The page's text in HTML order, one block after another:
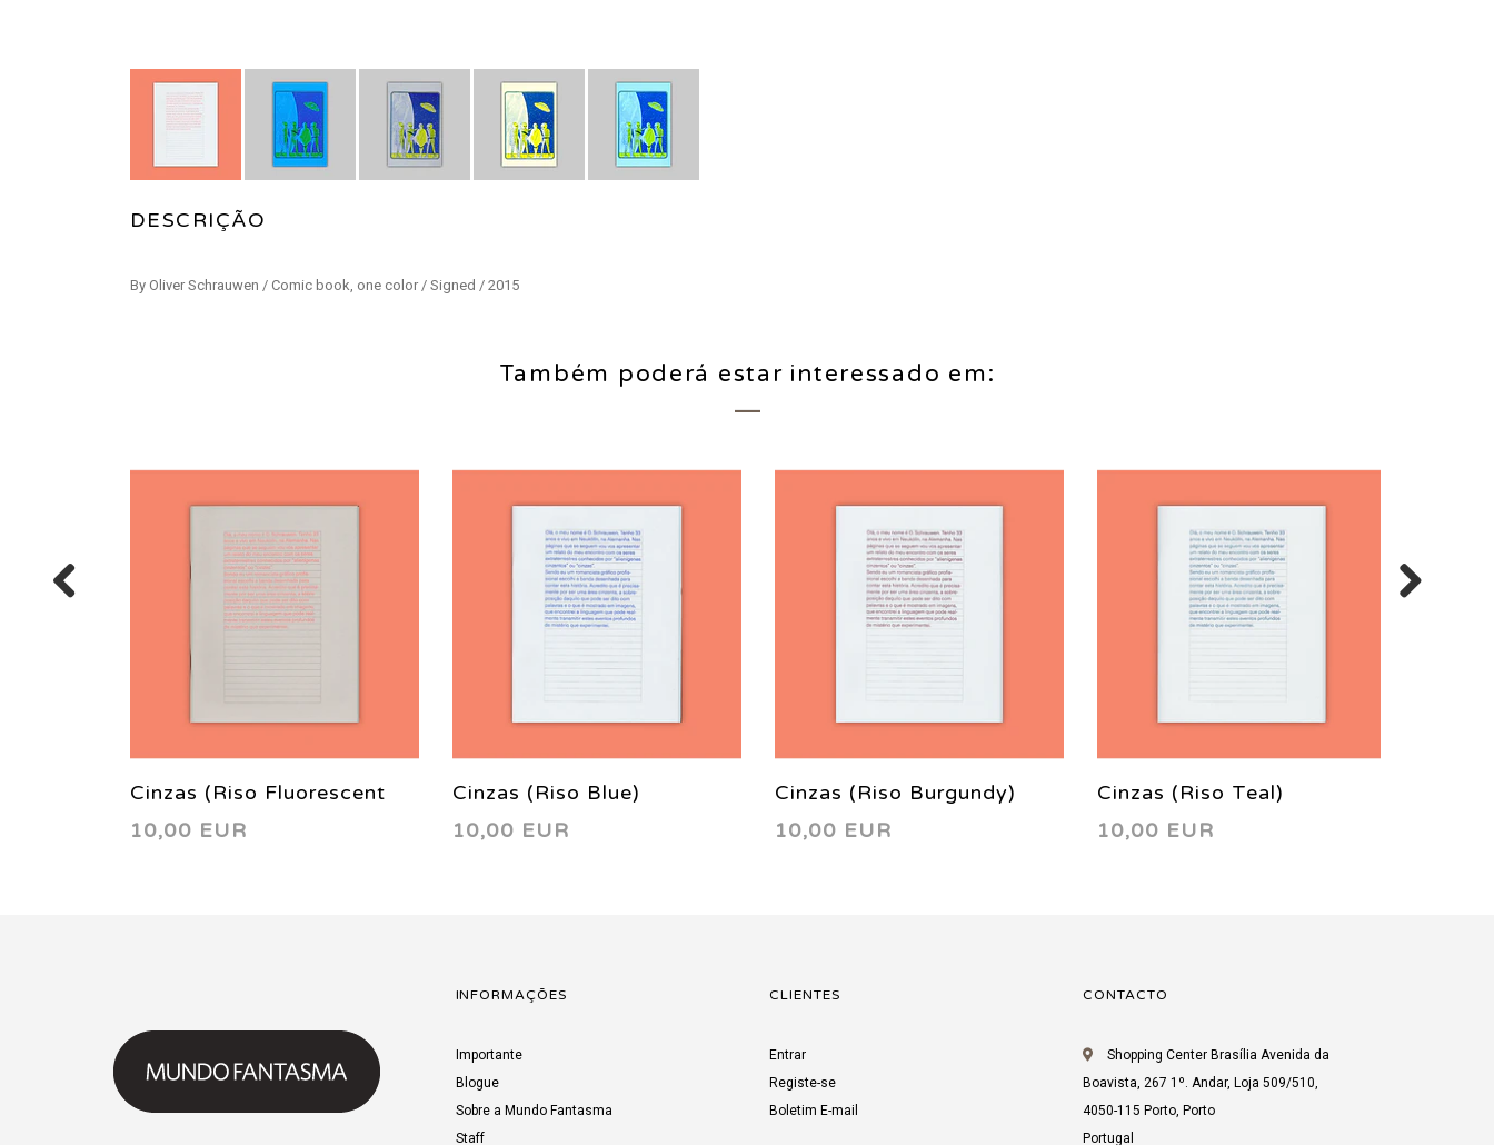
DESCRIÇÃO
By Oliver Schrauwen / Comic book, one color / Signed / 2015
Também poderá estar interessado em:
Cinzas (Riso Fluorescent
Orange)
10,00 EUR
Cinzas (Riso Blue)
10,00 EUR
Cinzas (Riso Burgundy)
10,00 EUR
Cinzas (Riso Teal)
10,00 EUR
INFORMAÇÕES
Importante
Blogue
Sobre a Mundo Fantasma
Staff
CLIENTES
Entrar
Registe-se
Boletim E-mail
CONTACTO
Shopping Center Brasília Avenida da
Boavista, 267 1º. Andar, Loja 509/510,
4050-115 Porto, Porto
Portugal